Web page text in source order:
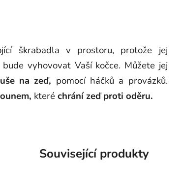
škrabadla v prostoru, protože jej
vyhovovat Vaší kočce. Můžete jej
na zeď, pomocí háčků a provázků.
které chrání zeď proti oděru.
Související produkty